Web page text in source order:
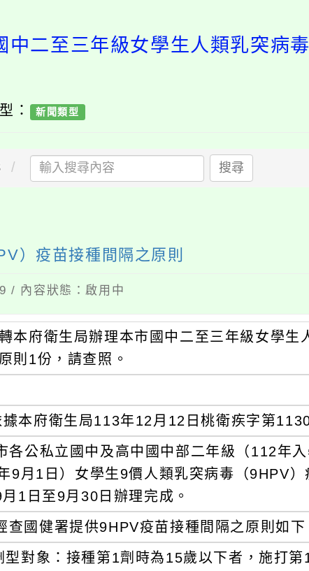
中二至三年級女學生人類乳突病
： 新聞類型
搜尋
）疫苗接種間隔之原則
/ 內容狀態：啟用中
本府衛生局辦理本市國中二至三年級女學生
則1份，請查照。
據本府衛生局113年12月12日桃衛疾字第
各公私立國中及高中國中部二年級（112年
9月1日）女學生9價人類乳突病毒（9HPV
1日至9月30日辦理完成。
查國健署提供9HPV疫苗接種間隔之原則如下
型對象：接種第1劑時為15歲以下者，施打